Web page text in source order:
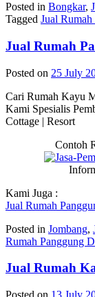
Posted in Bongkar,
Tagged Jual
Jual Rumah
Posted on 25 July
Cari Rumah Kayu
Kami Spesialis
Cottage | Resort
Contoh
Kami Juga :
Jual Rumah
Posted in Jombang,
Rumah Panggung
Jual Rumah
Posted on 13 July